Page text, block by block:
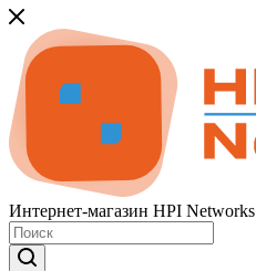
Интернет-магазин HPI Networks